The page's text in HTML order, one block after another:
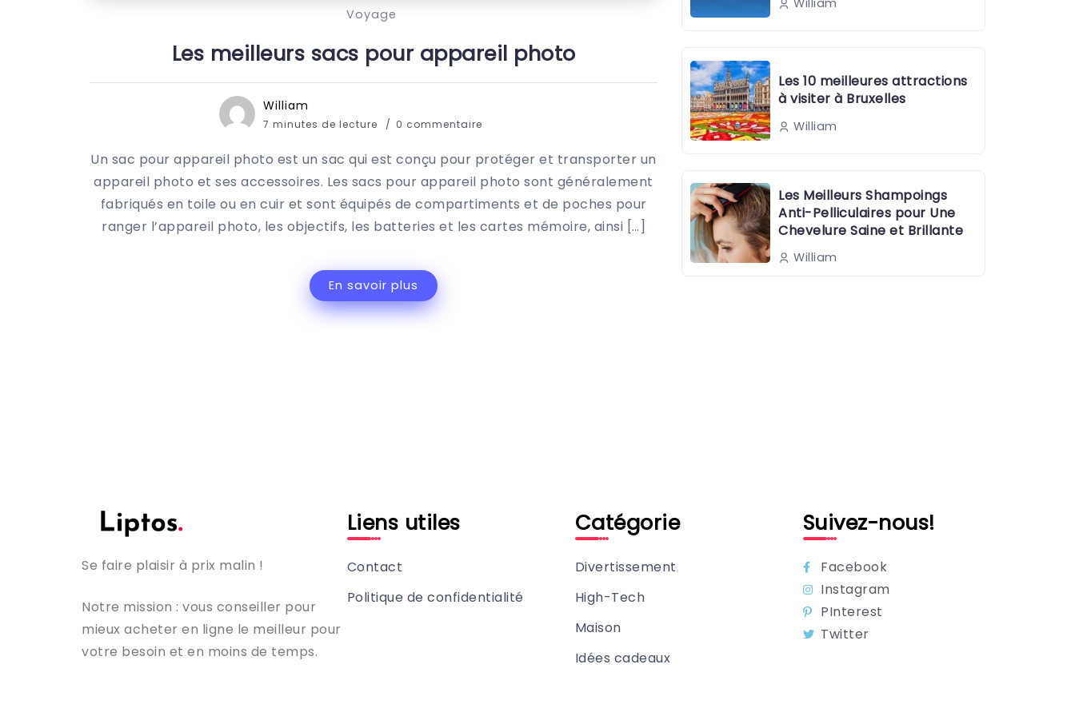
Voyage
Les meilleurs sacs pour appareil photo
William
7 minutes de lecture 0 commentaire
Un sac pour appareil photo est un sac qui est conçu pour protéger et transporter un
appareil photo et ses accessoires. Les sacs pour appareil photo sont généralement
fabriqués en toile ou en cuir et sont équipés de compartiments et de poches pour
ranger l’appareil photo, les objectifs, les batteries et les cartes mémoire, ainsi […]
En savoir plus
William
Les 10 meilleures attractions
à visiter à Bruxelles
William
Les Meilleurs Shampoings
Anti-Pelliculaires pour Une
Chevelure Saine et Brillante
William
Se faire plaisir à prix malin !
Notre mission : vous conseiller pour
mieux acheter en ligne le meilleur pour
votre besoin et en moins de temps.
Liens utiles
Contact
Politique de confidentialité
Catégorie
Divertissement
High-Tech
Maison
Idées cadeaux
Suivez-nous!
Facebook
Instagram
PInterest
Twitter